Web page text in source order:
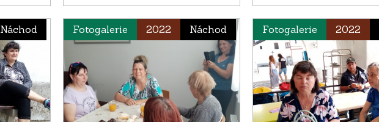
Náchod Fotogalerie 2022 Náchod Fotogalerie 2022